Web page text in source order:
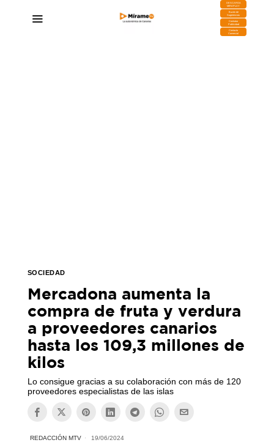
DESCARGA
MIRAPLAY
Buzón de
Sugerencias
Contratar
Publicidad
Contacto
Comercial
SOCIEDAD
Mercadona aumenta la
compra de fruta y verdura
a proveedores canarios
hasta los 109,3 millones de
kilos
Lo consigue gracias a su colaboración con más de 120
proveedores especialistas de las islas
REDACCIÓN MTV 19/06/2024